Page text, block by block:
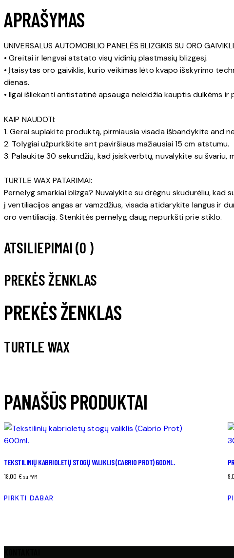
APRAŠYMAS
UNIVERSALUS AUTOMOBILIO PANELĖS BLIZGIKIS SU ORO
• Greitai ir lengvai atstato visų vidinių plastmasių blizgesį.
• Įtaisytas oro gaiviklis, kurio veikimas lėto kvapo išskyrimo
dienas.
• Ilgai išliekanti antistatinė apsauga neleidžia kauptis dulkėms ir
KAIP NAUDOTI:
1. Gerai suplakite produktą, pirmiausia visada išbandykite and
2. Tolygiai užpurkškite ant paviršiaus mažiausiai 15 cm atstumu.
3. Palaukite 30 sekundžių, kad įsiskverbtų, nuvalykite su švariu,
TURTLE WAX PATARIMAI:
Pernelyg smarkiai blizga? Nuvalykite su drėgnu skudurėliu, kad
į ventiliacijos angas ar vamzdžius, visada atidarykite langus ir
oro ventiliaciją. Stenkitės pernelyg daug nepurkšti prie stiklo.
ATSILIEPIMAI (0 )
PREKĖS ŽENKLAS
PREKĖS ŽENKLAS
TURTLE WAX
PANAŠŪS PRODUKTAI
TEKSTILINIŲ KABRIOLETŲ STOGŲ VALIKLIS (CABRIO PROT) 600ML.
18,00 € su PVM
PIRKTI DABAR